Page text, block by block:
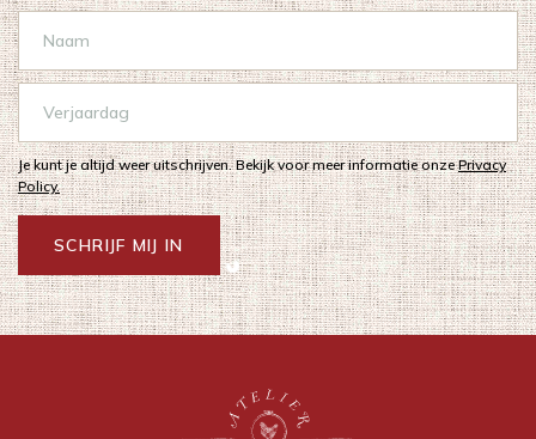
Je kunt je altijd weer uitschrijven. Bekijk voor meer informatie onzePrivacy
Policy.
SCHRIJF MIJ IN